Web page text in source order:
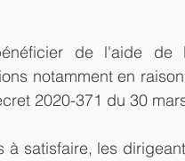
de l'aide de
notamment en
2020-371 du 30
à satisfaire, les